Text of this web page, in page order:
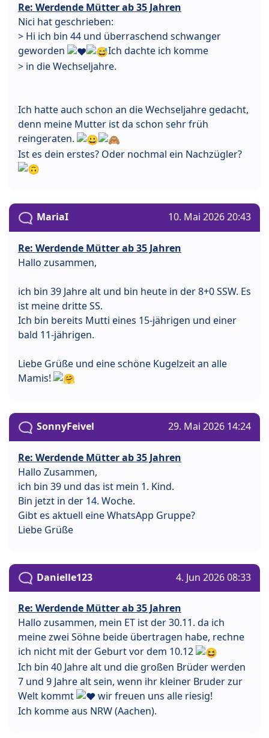
Re: Werdende Mütter ab 35 Jahren
Nici hat geschrieben:
> Hi ich bin 44 und überraschend schwanger
geworden
Ich dachte ich komme
> in die Wechseljahre.
Ich hatte auch schon an die Wechseljahre gedacht,
denn meine Mutter ist da schon sehr früh
reingeraten.
Ist es dein erstes? Oder nochmal ein Nachzügler?
MariaI 10. Mai 2026 20:43
Re: Werdende Mütter ab 35 Jahren
Hallo zusammen,
ich bin 39 Jahre alt und bin heute in der 8+0 SSW. Es
ist meine dritte SS.
Ich bin bereits Mutti eines 15-jährigen und einer
bald 11-jährigen.
Liebe Grüße und eine schöne Kugelzeit an alle
Mamis!
SonnyFeivel 29. Mai 2026 14:24
Re: Werdende Mütter ab 35 Jahren
Hallo Zusammen,
ich bin 39 und das ist mein 1. Kind.
Bin jetzt in der 14. Woche.
Gibt es aktuell eine WhatsApp Gruppe?
Liebe Grüße
Danielle123 4. Jun 2026 08:33
Re: Werdende Mütter ab 35 Jahren
Hallo zusammen, mein ET ist der 30.11. da ich
meine zwei Söhne beide übertragen habe, rechne
ich nicht mit der Geburt vor dem 10.12
Ich bin 40 Jahre alt und die großen Brüder werden
7 und 9 Jahre alt sein, wenn ihr kleiner Bruder zur
Welt kommt
wir freuen uns alle riesig!
Ich komme aus NRW (Aachen).